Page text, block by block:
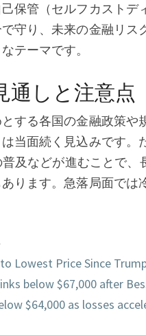
保管（セルフカストデ
で守り、未来の金融リ
テーマです。
通しと注意点
する各国の金融政策や
は当面続く見込みです
及などが進むことで
ります。急落局面で
Lowest Price Since
below $67,000 after
$64,000 as losses